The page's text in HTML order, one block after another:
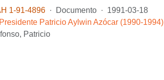
1-91-4896
· Documento · 1991-03-18
Presidente Patricio Aylwin Azócar (1990-1994)
Patricio